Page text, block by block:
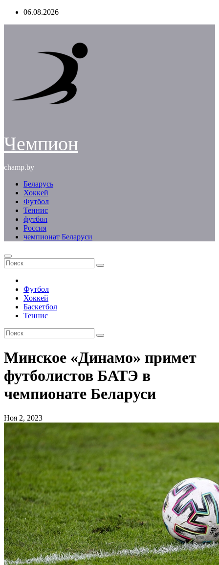
Перейти06.08.2026
Чемпион
champ.by
Беларусь
Хоккей
Футбол
Теннис
футбол
Россия
чемпионат Беларуси
Футбол
Хоккей
Баскетбол
Теннис
Минское «Динамо» примет
футболистов БАТЭ в
чемпионате Беларуси
Ноя 2, 2023